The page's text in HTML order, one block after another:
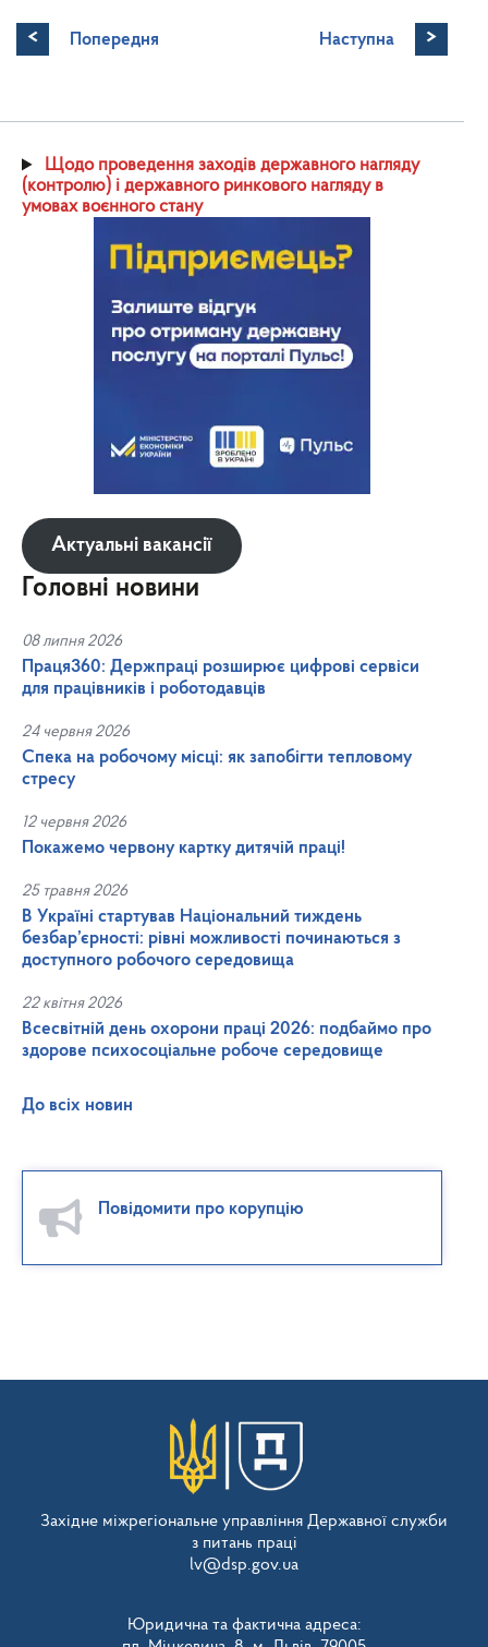
< Попередня Наступна >
Щодо проведення заходів державного нагляду
(контролю) і державного ринкового нагляду в
умовах воєнного стану
Актуальні вакансії
Головні новини
08 липня 2026
Праця360: Держпраці розширює цифрові сервіси
для працівників і роботодавців
24 червня 2026
Спека на робочому місці: як запобігти тепловому
стресу
12 червня 2026
Покажемо червону картку дитячій праці!
25 травня 2026
В Україні стартував Національний тиждень
безбар’єрності: рівні можливості починаються з
доступного робочого середовища
22 квітня 2026
Всесвітній день охорони праці 2026: подбаймо про
здорове психосоціальне робоче середовище
До всіх новин
Повідомити про корупцію
Західне міжрегіональне управління Державної служби
з питань праці
lv@dsp.gov.ua
Юридична та фактична адреса: